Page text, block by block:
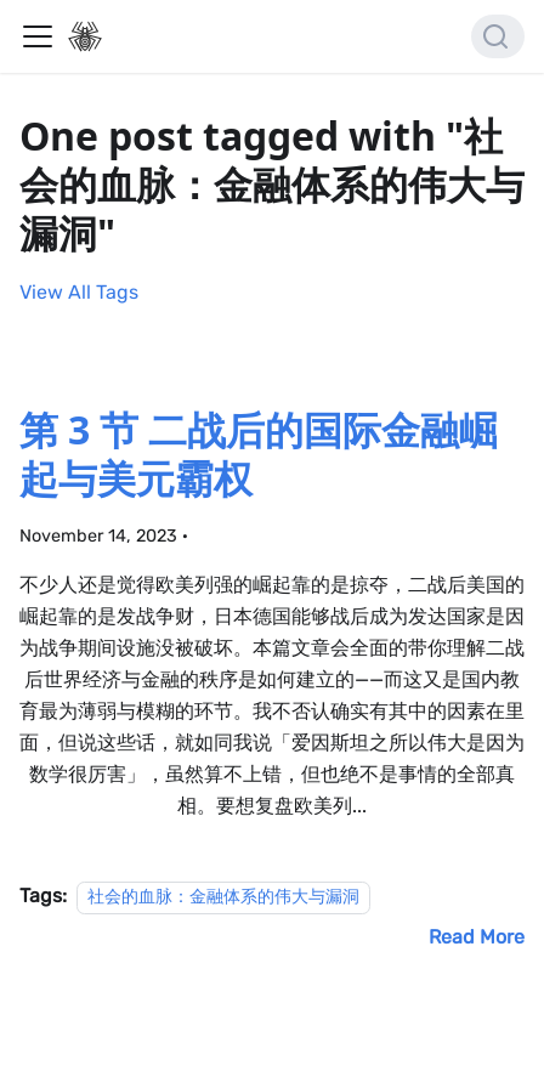
One post tagged with "社
会的血脉：金融体系的伟大与
漏洞"
View All Tags
第 3 节 二战后的国际金融崛
起与美元霸权
November 14, 2023 ·
不少人还是觉得欧美列强的崛起靠的是掠夺，二战后美国的
崛起靠的是发战争财，日本德国能够战后成为发达国家是因
为战争期间设施没被破坏。本篇文章会全面的带你理解二战
后世界经济与金融的秩序是如何建立的——而这又是国内教
育最为薄弱与模糊的环节。我不否认确实有其中的因素在里
面，但说这些话，就如同我说「爱因斯坦之所以伟大是因为
数学很厉害」，虽然算不上错，但也绝不是事情的全部真
相。要想复盘欧美列...
Tags: 社会的血脉：金融体系的伟大与漏洞
Read More